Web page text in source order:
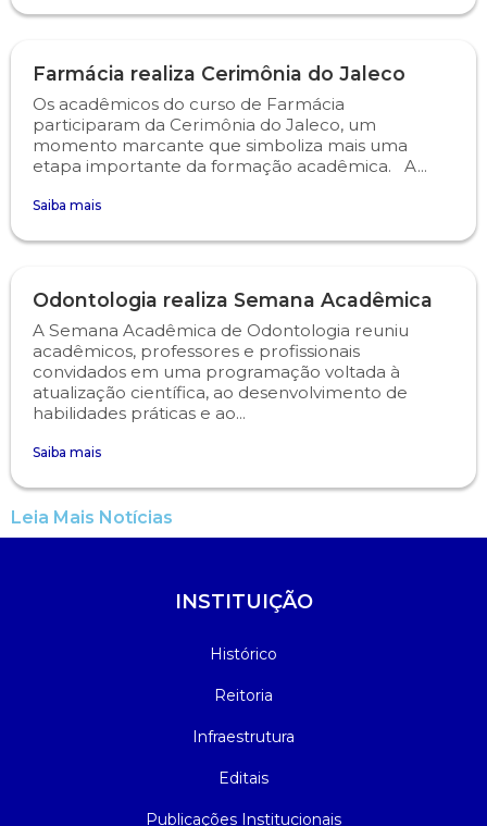
Farmácia realiza Cerimônia do Jaleco
Os acadêmicos do curso de Farmácia
participaram da Cerimônia do Jaleco, um
momento marcante que simboliza mais uma
etapa importante da formação acadêmica. A...
Saiba mais
Odontologia realiza Semana Acadêmica
A Semana Acadêmica de Odontologia reuniu
acadêmicos, professores e profissionais
convidados em uma programação voltada à
atualização científica, ao desenvolvimento de
habilidades práticas e ao...
Saiba mais
Leia Mais Notícias
INSTITUIÇÃO
Histórico
Reitoria
Infraestrutura
Editais
Publicações Institucionais